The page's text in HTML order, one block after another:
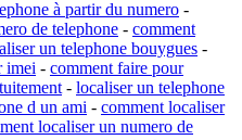
à partir du numero -
de telephone - comment
un telephone bouygues -
imei - comment faire pour
- localiser un telephone
d un ami - comment localiser
localiser un numero de